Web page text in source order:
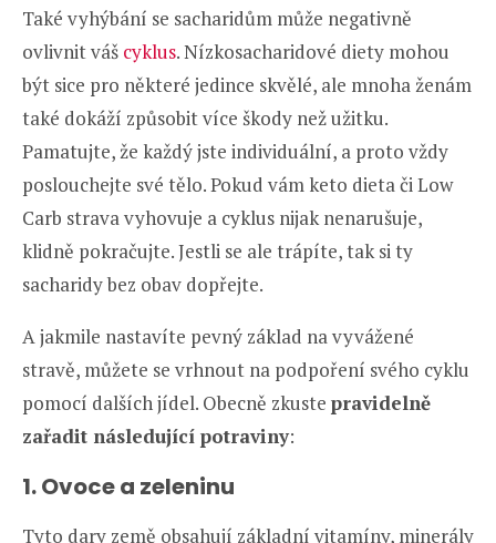
Také vyhýbání se sacharidům může negativně
ovlivnit váš cyklus. Nízkosacharidové diety mohou
být sice pro některé jedince skvělé, ale mnoha ženám
také dokáží způsobit více škody než užitku.
Pamatujte, že každý jste individuální, a proto vždy
poslouchejte své tělo. Pokud vám keto dieta či Low
Carb strava vyhovuje a cyklus nijak nenarušuje,
klidně pokračujte. Jestli se ale trápíte, tak si ty
sacharidy bez obav dopřejte.
A jakmile nastavíte pevný základ na vyvážené
stravě, můžete se vrhnout na podpoření svého cyklu
pomocí dalších jídel. Obecně zkuste pravidelně
zařadit následující potraviny:
1. Ovoce a zeleninu
Tyto dary země obsahují základní vitamíny, minerály